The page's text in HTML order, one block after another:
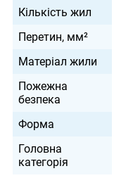
Кількість жил
Перетин, мм²
Матеріал жили
Пожежна
безпека
Форма
Головна
категорія